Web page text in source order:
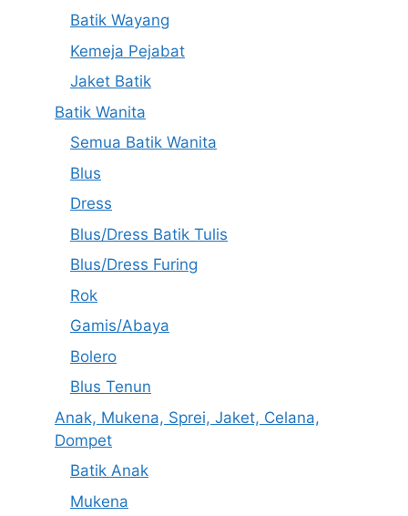
Batik Wayang
Kemeja Pejabat
Jaket Batik
Batik Wanita
Semua Batik Wanita
Blus
Dress
Blus/Dress Batik Tulis
Blus/Dress Furing
Rok
Gamis/Abaya
Bolero
Blus Tenun
Anak, Mukena, Sprei, Jaket, Celana,
Dompet
Batik Anak
Mukena